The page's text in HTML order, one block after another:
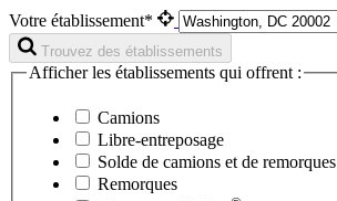
Votre établissement*
Trouvez des établissements
Afficher les établissements qui offrent :
Camions
Libre-entreposage
Solde de camions et de remorques
Remorques